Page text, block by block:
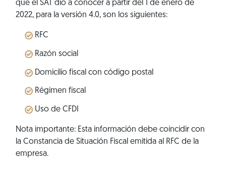
que el SAT dio a conocer a partir del 1 de enero de
2022, para la versión 4.0, son los siguientes:
RFC
Razón social
Domicilio fiscal con código postal
Régimen fiscal
Uso de CFDI
Nota importante: Esta información debe coincidir con
la Constancia de Situación Fiscal emitida al RFC de la
empresa.